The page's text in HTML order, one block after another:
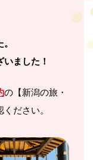
ました！
の【新潟の旅・
ださい。